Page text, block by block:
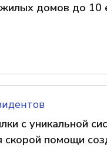
домов до 10
с уникальной
скорой помощи